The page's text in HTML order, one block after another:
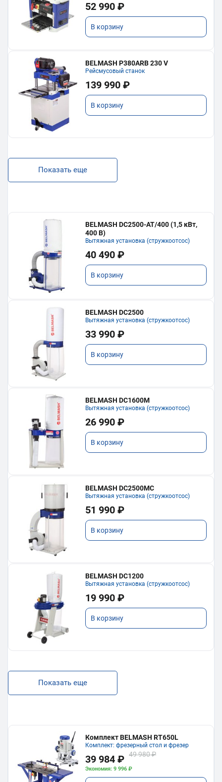
52 990 ₽
В корзину
BELMASH P380ARB 230 V
Рейсмусовый станок
139 990 ₽
В корзину
Показать еще
BELMASH DC2500-AT/400 (1,5 кВт,
400 В)
Вытяжная установка (стружкоотсос)
40 490 ₽
В корзину
BELMASH DC2500
Вытяжная установка (стружкоотсос)
33 990 ₽
В корзину
BELMASH DC1600M
Вытяжная установка (стружкоотсос)
26 990 ₽
В корзину
BELMASH DC2500MC
Вытяжная установка (стружкоотсос)
51 990 ₽
В корзину
BELMASH DC1200
Вытяжная установка (стружкоотсос)
19 990 ₽
В корзину
Показать еще
Комплект BELMASH RT650L
Комплект: фрезерный стол и фрезер
39 984 ₽ 49 980 ₽
Экономия: 9 996 ₽